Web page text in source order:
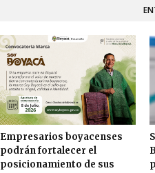
Empresarios boyacenses
podrán fortalecer el
posicionamiento de sus